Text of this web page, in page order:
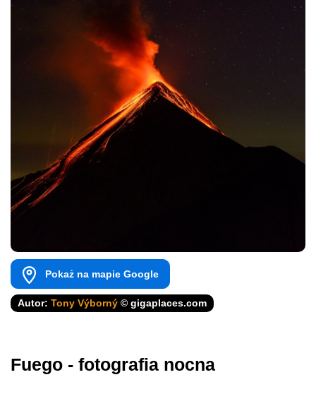
Pokaż na mapie Google
Autor: Tony Výborný © gigaplaces.com
Fuego - fotografia nocna